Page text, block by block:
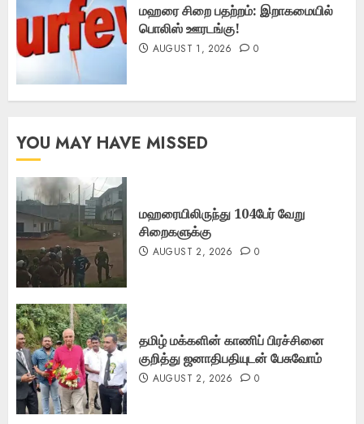
மஹரை சிறை பதற்றம்: இறாகமையில்
பொலிஸ் ஊரடங்கு!
AUGUST 1, 2026 0
YOU MAY HAVE MISSED
மஹரையிலிருந்து 104பேர் வேறு
சிறைகளுக்கு
AUGUST 2, 2026 0
தமிழ் மக்களின் காணிப் பிரச்சினை
குறித்து ஜனாதிபதியுடன் பேசுவோம்
AUGUST 2, 2026 0